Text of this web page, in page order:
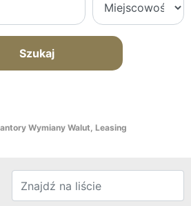
Szukaj
Wymiany Walut, Leasing